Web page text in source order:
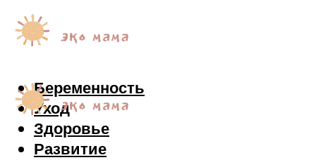
Беременность
Уход
Здоровье
Развитие